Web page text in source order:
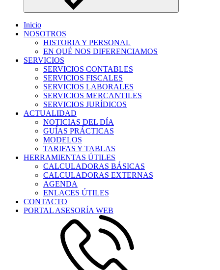
Inicio
NOSOTROS
HISTORIA Y PERSONAL
EN QUÉ NOS DIFERENCIAMOS
SERVICIOS
SERVICIOS CONTABLES
SERVICIOS FISCALES
SERVICIOS LABORALES
SERVICIOS MERCANTILES
SERVICIOS JURÍDICOS
ACTUALIDAD
NOTICIAS DEL DÍA
GUÍAS PRÁCTICAS
MODELOS
TARIFAS Y TABLAS
HERRAMIENTAS ÚTILES
CALCULADORAS BÁSICAS
CALCULADORAS EXTERNAS
AGENDA
ENLACES ÚTILES
CONTACTO
PORTAL ASESORÍA WEB